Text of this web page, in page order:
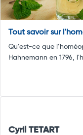
Tout savoir sur
Qu’est-ce que
Hahnemann en 1796,
Cyril TETART